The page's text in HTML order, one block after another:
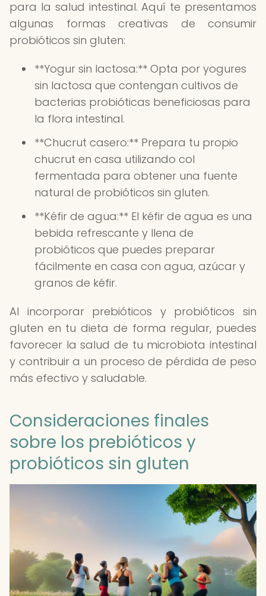
para la salud intestinal. Aquí te presentamos
algunas formas creativas de consumir
probióticos sin gluten:
**Yogur sin lactosa:** Opta por yogures
sin lactosa que contengan cultivos de
bacterias probióticas beneficiosas para
la flora intestinal.
**Chucrut casero:** Prepara tu propio
chucrut en casa utilizando col
fermentada para obtener una fuente
natural de probióticos sin gluten.
**Kéfir de agua:** El kéfir de agua es una
bebida refrescante y llena de
probióticos que puedes preparar
fácilmente en casa con agua, azúcar y
granos de kéfir.
Al incorporar prebióticos y probióticos sin
gluten en tu dieta de forma regular, puedes
favorecer la salud de tu microbiota intestinal
y contribuir a un proceso de pérdida de peso
más efectivo y saludable.
Consideraciones finales
sobre los prebióticos y
probióticos sin gluten